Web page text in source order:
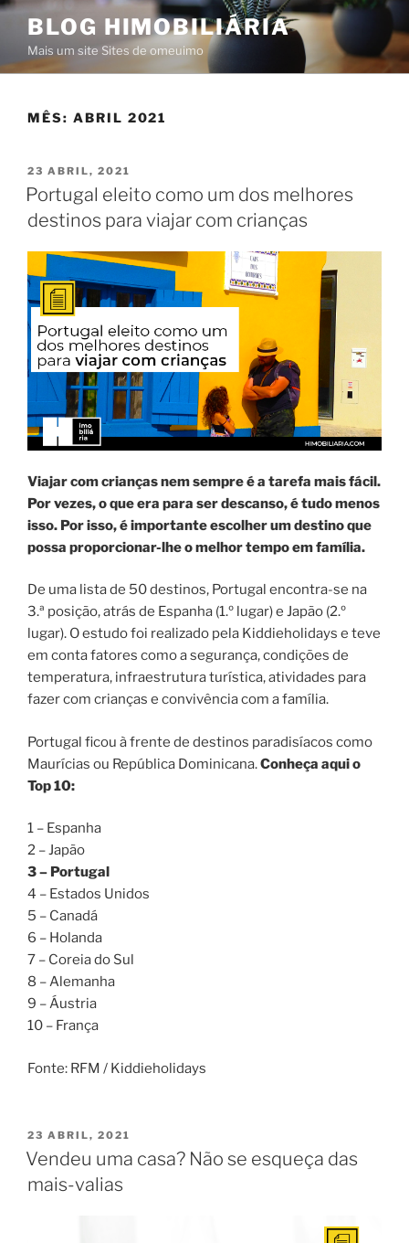
Saltar
conteúdo
BLOG HIMOBILIÁRIA
Mais um site Sites de omeuimo
MÊS: ABRIL 2021
PUBLICADO
EM
23 ABRIL, 2021
Portugal eleito como um dos melhores
destinos para viajar com crianças
Viajar com crianças nem sempre é a tarefa mais fácil.
Por vezes, o que era para ser descanso, é tudo menos
isso. Por isso, é importante escolher um destino que
possa proporcionar-lhe o melhor tempo em família.
De uma lista de 50 destinos, Portugal encontra-se na
3.ª posição, atrás de Espanha (1.º lugar) e Japão (2.º
lugar). O estudo foi realizado pela Kiddieholidays e teve
em conta fatores como a segurança, condições de
temperatura, infraestrutura turística, atividades para
fazer com crianças e convivência com a família.
Portugal ficou à frente de destinos paradisíacos como
Maurícias ou República Dominicana.Conheça aqui o
Top 10:
1 – Espanha
2 – Japão
3 – Portugal
4 – Estados Unidos
5 – Canadá
6 – Holanda
7 – Coreia do Sul
8 – Alemanha
9 – Áustria
10 – França
Fonte: RFM / Kiddieholidays
PUBLICADO
EM
23 ABRIL, 2021
Vendeu uma casa? Não se esqueça das
mais-valias